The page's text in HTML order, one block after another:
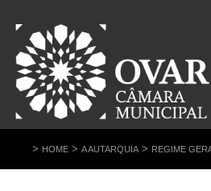
> HOME > A AUTARQUIA > REGIME